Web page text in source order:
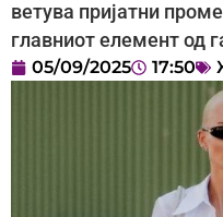
ветува пријатни
главниот елемент од
05/09/2025 17:50